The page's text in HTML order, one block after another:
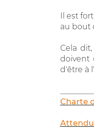
Il est
au bout
Cela
doivent
d'être à
Charte